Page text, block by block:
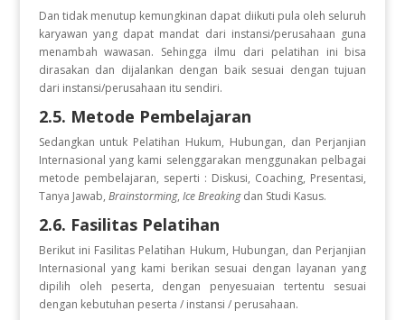
Dan tidak menutup kemungkinan dapat diikuti pula oleh seluruh
karyawan yang dapat mandat dari instansi/perusahaan guna
menambah wawasan. Sehingga ilmu dari pelatihan ini bisa
dirasakan dan dijalankan dengan baik sesuai dengan tujuan
dari instansi/perusahaan itu sendiri.
2.5. Metode Pembelajaran
Sedangkan untuk Pelatihan Hukum, Hubungan, dan Perjanjian
Internasional yang kami selenggarakan menggunakan pelbagai
metode pembelajaran, seperti : Diskusi, Coaching, Presentasi,
Tanya Jawab, Brainstorming, Ice Breakingdan Studi Kasus.
2.6. Fasilitas Pelatihan
Berikut ini Fasilitas Pelatihan Hukum, Hubungan, dan Perjanjian
Internasional yang kami berikan sesuai dengan layanan yang
dipilih oleh peserta, dengan penyesuaian tertentu sesuai
dengan kebutuhan peserta / instansi / perusahaan.